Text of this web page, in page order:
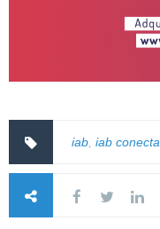
iab iab conecta